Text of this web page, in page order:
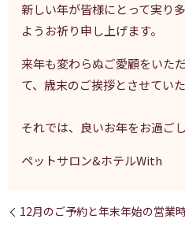
新しい年が皆様にとって実り
ようお祈り申し上げます。
来年も変わらぬご愛顧をいた
て、歳末のご挨拶とさせていた
それでは、良いお年をお過ご
ペットサロン&ホテルWith
12月のご予約と年末年始の営業